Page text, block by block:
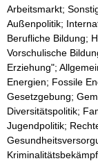
Arbeitsmarkt;
Außenpolitik;
Berufliche Bildung;
Vorschulische
Erziehung";
Energien; Fossile
Gesetzgebung;
Diversitätspolitik;
Jugendpolitik;